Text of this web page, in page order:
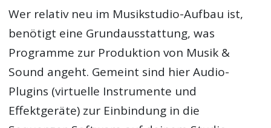
Wer relativ neu im Musikstudio-Aufbau ist,
benötigt eine Grundausstattung, was
Programme zur Produktion von Musik &
Sound angeht. Gemeint sind hier Audio-
Plugins (virtuelle Instrumente und
Effektgeräte) zur Einbindung in die